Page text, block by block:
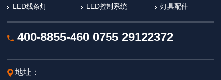
LED线条灯
LED控制系统 灯具配件
400-8855-460 0755 29122372
地址：